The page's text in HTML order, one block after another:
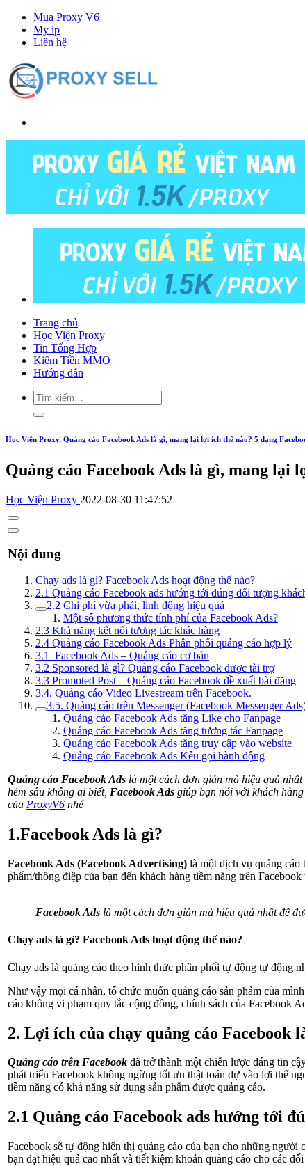
Mua Proxy V6
My ip
Liên hệ
Trang chủ
Học Viện Proxy
Tin Tổng Hợp
Kiếm Tiền MMO
Hướng dẫn
Học Viện Proxy, Quảng cáo Facebook Ads là gì, mang lại lợi ích thế nào? 5 dạng
Quảng cáo Facebook Ads là gì, mang lại
Học Viện Proxy 2022-08-30 11:47:52
Nội dung
Chạy ads là gì? Facebook Ads hoạt động thế nào?
2.1 Quảng cáo Facebook ads hướng tới đúng đối tượng
2.2 Chi phí vừa phải, linh động hiệu quả
Một số phương thức tính phí của Facebook Ads?
2.3 Khả năng kết nối tương tác khác hàng
2.4 Quảng cáo Facebook Ads Phân phối quảng cáo hợp lý
3.1 Facebook Ads – Quảng cáo cơ bản
3.2 Sponsored là gì? Quảng cáo Facebook được tài trợ
3.3 Promoted Post – Quảng cáo Facebook đề xuất bài đăng
3.4. Quảng cáo Video Livestream trên Facebook.
3.5. Quảng cáo trên Messenger (Facebook Messenger
Quảng cáo Facebook Ads tăng Like cho Fanpage
Quảng cáo Facebook Ads tăng tương tác Fanpage
Quảng cáo Facebook Ads tăng truy cập vào website
Quảng cáo Facebook Ads Kêu gọi hành động
Quảng cáo Facebook Ads là một cách đơn giản mà hiệu quả
hẻm sâu không ai biết, Facebook Ads giúp bạn nói với khách
của ProxyV6 nhé
1.Facebook Ads là gì?
Facebook Ads (Facebook Advertising) là một dịch vụ quảng cáo
phẩm/thông điệp của bạn đến khách hàng tiềm năng trên
Facebook Ads là một cách đơn giản mà hiệu quả nhất để
Chạy ads là gì? Facebook Ads hoạt động thế nào?
Chạy ads là quảng cáo theo hình thức phân phối tự động tự động
Như vậy mọi cá nhân, tổ chức muốn quảng cáo sản phảm của
cáo không vi phạm quy tắc cộng đồng, chính sách của Facebook
2. Lợi ích của chạy quảng cáo Facebook
Quảng cáo trên Facebook đã trở thành một chiến lược đáng tin
phát triển Facebook không ngừng tốt ưu thật toán dự vào lợi thế
tiềm năng có khả năng sử dụng sản phẩm được quảng cáo.
2.1 Quảng cáo Facebook ads hướng tới
Facebook sẽ tự động hiển thị quảng cáo của bạn cho những
bạn đạt hiệu quả cao nhất và tiết kiệm khoản quảng cáo cho các